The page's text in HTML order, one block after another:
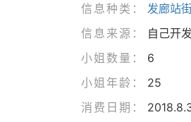
信息种类：
发廊站
信息来源：
自己开发
小姐数量：
6
小姐年龄：
25
消费日期：